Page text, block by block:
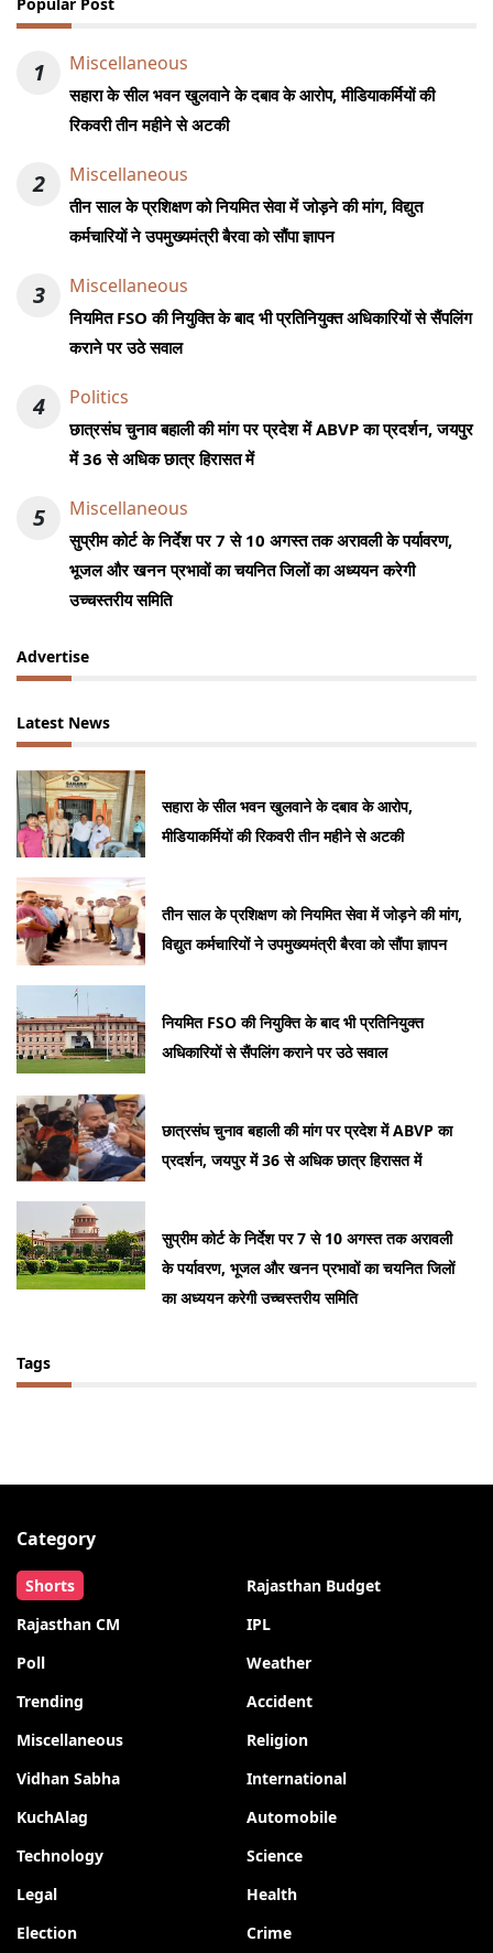
Popular Post
1 Miscellaneous
सहारा के सील भवन खुलवाने के दबाव के आरोप, मीडियाकर्मियों की
रिकवरी तीन महीने से अटकी
2 Miscellaneous
तीन साल के प्रशिक्षण को नियमित सेवा में जोड़ने की मांग, विद्युत
कर्मचारियों ने उपमुख्यमंत्री बैरवा को सौंपा ज्ञापन
3 Miscellaneous
नियमित FSO की नियुक्ति के बाद भी प्रतिनियुक्त अधिकारियों से सैंपलिंग
कराने पर उठे सवाल
4 Politics
छात्रसंघ चुनाव बहाली की मांग पर प्रदेश में ABVP का प्रदर्शन, जयपुर
में 36 से अधिक छात्र हिरासत में
5 Miscellaneous
सुप्रीम कोर्ट के निर्देश पर 7 से 10 अगस्त तक अरावली के पर्यावरण,
भूजल और खनन प्रभावों का चयनित जिलों का अध्ययन करेगी
उच्चस्तरीय समिति
Advertise
Latest News
सहारा के सील भवन खुलवाने के दबाव के आरोप,
मीडियाकर्मियों की रिकवरी तीन महीने से अटकी
तीन साल के प्रशिक्षण को नियमित सेवा में जोड़ने की मांग,
विद्युत कर्मचारियों ने उपमुख्यमंत्री बैरवा को सौंपा ज्ञापन
नियमित FSO की नियुक्ति के बाद भी प्रतिनियुक्त
अधिकारियों से सैंपलिंग कराने पर उठे सवाल
छात्रसंघ चुनाव बहाली की मांग पर प्रदेश में ABVP का
प्रदर्शन, जयपुर में 36 से अधिक छात्र हिरासत में
सुप्रीम कोर्ट के निर्देश पर 7 से 10 अगस्त तक अरावली
के पर्यावरण, भूजल और खनन प्रभावों का चयनित जिलों
का अध्ययन करेगी उच्चस्तरीय समिति
Tags
Category
Shorts
Rajasthan Budget
Rajasthan CM
IPL
Poll
Weather
Trending
Accident
Miscellaneous
Religion
Vidhan Sabha
International
KuchAlag
Automobile
Technology
Science
Legal
Health
Election
Crime